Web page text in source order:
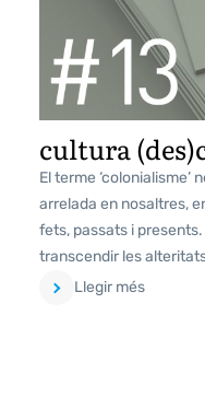
cultura
El terme ‘colonialisme’
arrelada en nosaltres,
fets, passats i
transcendir les
Llegir més